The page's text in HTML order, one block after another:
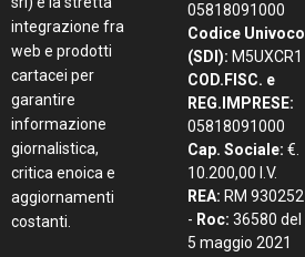
integrazione fra
web e prodotti
cartacei per
garantire
informazione
giornalistica,
critica enoica e
aggiornamenti
costanti.
05818091000
Codice Univoco
(SDI): M5UXCR1
COD.FISC. e
REG.IMPRESE:
05818091000
Cap. Sociale: €.
10.200,00 I.V.
REA: RM 930252
- Roc: 36580 del
5 maggio 2021